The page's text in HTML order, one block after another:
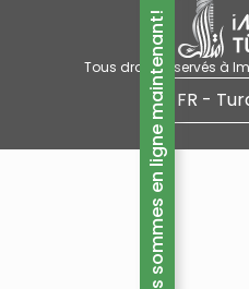
Tous droits réservés à
FR -
Nous sommes en ligne maintenant!